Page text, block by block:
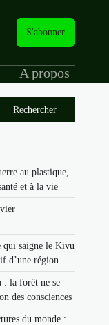
S'abonner
A propos
Rechercher
au plastique,
et à la vie
qui saigne le Kivu
d’une région
: la forêt ne se
des consciences
du monde :